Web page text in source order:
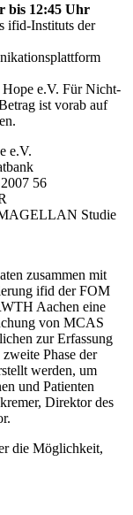
bis 12:45 Uhr
ifid-Instituts der
e.V. Für Nicht-
ist vorab auf
e.V.
56
Studie
zusammen mit
ifid der FOM
Aachen eine
von MCAS
zur Erfassung
Phase der
werden, um
und Patienten
Direktor des
die Möglichkeit,